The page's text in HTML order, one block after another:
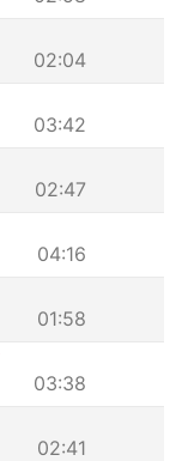
02:04
03:42
02:47
04:16
01:58
03:38
02:41